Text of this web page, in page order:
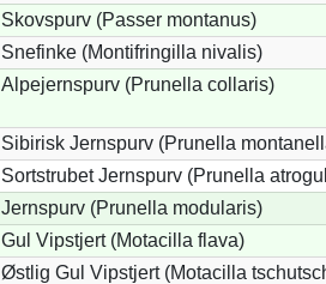
Skovspurv (Passer montanus)
Snefinke (Montifringilla nivalis)
Alpejernspurv (Prunella collaris)
Sibirisk Jernspurv (Prunella
Sortstrubet Jernspurv (Prunella
Jernspurv (Prunella modularis)
Gul Vipstjert (Motacilla flava)
Østlig Gul Vipstjert (Motacilla